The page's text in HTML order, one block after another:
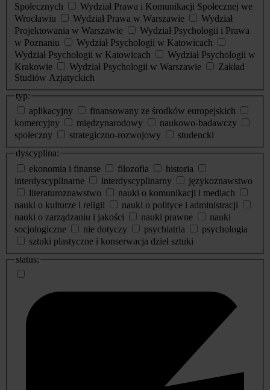
Społecznych
Wydział Prawa i Komunikacji Społecznej we
Wrocławiu
Wydział Prawa w Warszawie
Wydział
Projektowania w Warszawie
Wydział Psychologii i Prawa
w Poznaniu
Wydział Psychologii w Katowicach
Wydział Psychologii w Katowicach
Wydział Psychologii w
Krakowie
Wydział Psychologii w Warszawie
Zakład
Studiów Azjatyckich
typ:
aplikacyjny
finansowany ze środków europejskich
komercyjny
międzynarodowy
naukowo-badawczy
społeczny
strategiczno-rozwojowy
studencki
dyscyplina:
ekonomia i finanse
filozofia
historia
interdyscyplinarne
interdyscyplinarny
językoznawstwo
literaturoznawstwo
nauki o komunikacji i mediach
nauki o kulturze i religii
nauki o polityce i administracji
nauki o zarządzaniu i jakości
nauki prawne
nauki
socjologiczne
nie dotyczy psychiatria
psychologia
sztuki plastyczne i konserwacja dzieł sztuki
status: